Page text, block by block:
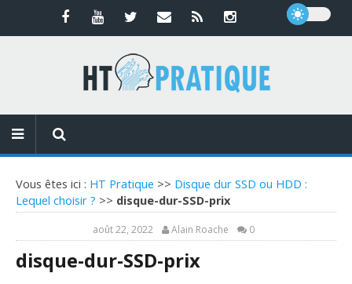
Vous êtes ici : HT Pratique >> Disque dur SSD ou HDD :
Lequel choisir ? >> disque-dur-SSD-prix
août 22, 2022 Alain Roache 0
disque-dur-SSD-prix